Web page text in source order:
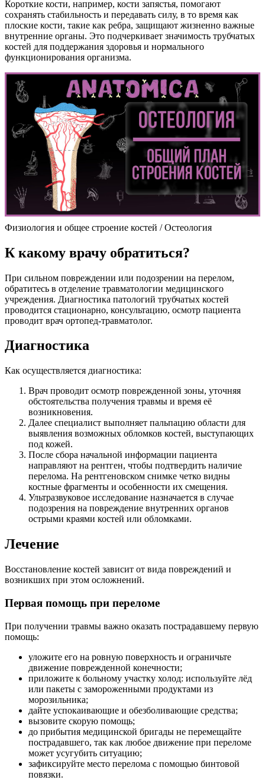
Короткие кости, например, кости запястья, помогают
сохранять стабильность и передавать силу, в то время как
плоские кости, такие как ребра, защищают жизненно важные
внутренние органы. Это подчеркивает значимость трубчатых
костей для поддержания здоровья и нормального
функционирования организма.
Физиология и общее строение костей / Остеология
К какому врачу обратиться?
При сильном повреждении или подозрении на перелом,
обратитесь в отделение травматологии медицинского
учреждения. Диагностика патологий трубчатых костей
проводится стационарно, консультацию, осмотр пациента
проводит врач ортопед-травматолог.
Диагностика
Как осуществляется диагностика:
Врач проводит осмотр поврежденной зоны, уточняя
обстоятельства получения травмы и время её
возникновения.
Далее специалист выполняет пальпацию области для
выявления возможных обломков костей, выступающих
под кожей.
После сбора начальной информации пациента
направляют на рентген, чтобы подтвердить наличие
перелома. На рентгеновском снимке четко видны
костные фрагменты и особенности их смещения.
Ультразвуковое исследование назначается в случае
подозрения на повреждение внутренних органов
острыми краями костей или обломками.
Лечение
Восстановление костей зависит от вида повреждений и
возникших при этом осложнений.
Первая помощь при переломе
При получении травмы важно оказать пострадавшему первую
помощь:
уложите его на ровную поверхность и ограничьте
движение поврежденной конечности;
приложите к больному участку холод: используйте лёд
или пакеты с замороженными продуктами из
морозильника;
дайте успокаивающие и обезболивающие средства;
вызовите скорую помощь;
до прибытия медицинской бригады не перемещайте
пострадавшего, так как любое движение при переломе
может усугубить ситуацию;
зафиксируйте место перелома с помощью бинтовой
повязки.